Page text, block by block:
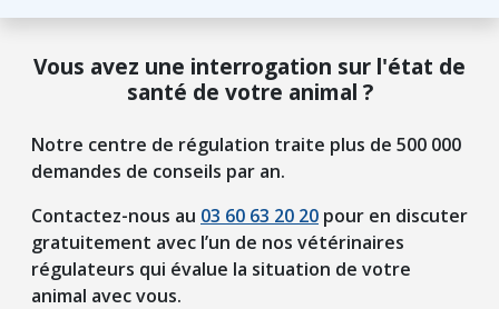
Vous avez une interrogation sur l'état de
santé de votre animal ?
Notre centre de régulation traite plus de 500 000
demandes de conseils par an.
Contactez-nous au 03 60 63 20 20 pour en discuter
gratuitement avec l’un de nos vétérinaires
régulateurs qui évalue la situation de votre
animal avec vous.